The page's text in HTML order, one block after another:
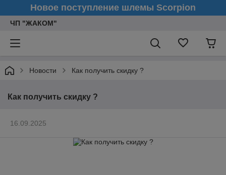
Новое поступление шлемы Scorpion
ЧП "ЖАКОМ"
Новости Как получить скидку ?
Как получить скидку ?
16.09.2025